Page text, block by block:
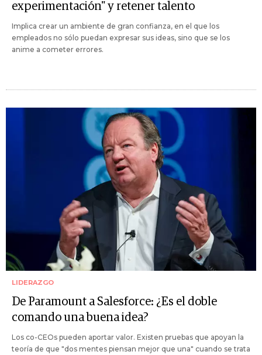
experimentación" y retener talento
Implica crear un ambiente de gran confianza, en el que los
empleados no sólo puedan expresar sus ideas, sino que se los
anime a cometer errores.
LIDERAZGO
De Paramount a Salesforce: ¿Es el doble
comando una buena idea?
Los co-CEOs pueden aportar valor. Existen pruebas que apoyan la
teoría de que "dos mentes piensan mejor que una" cuando se trata